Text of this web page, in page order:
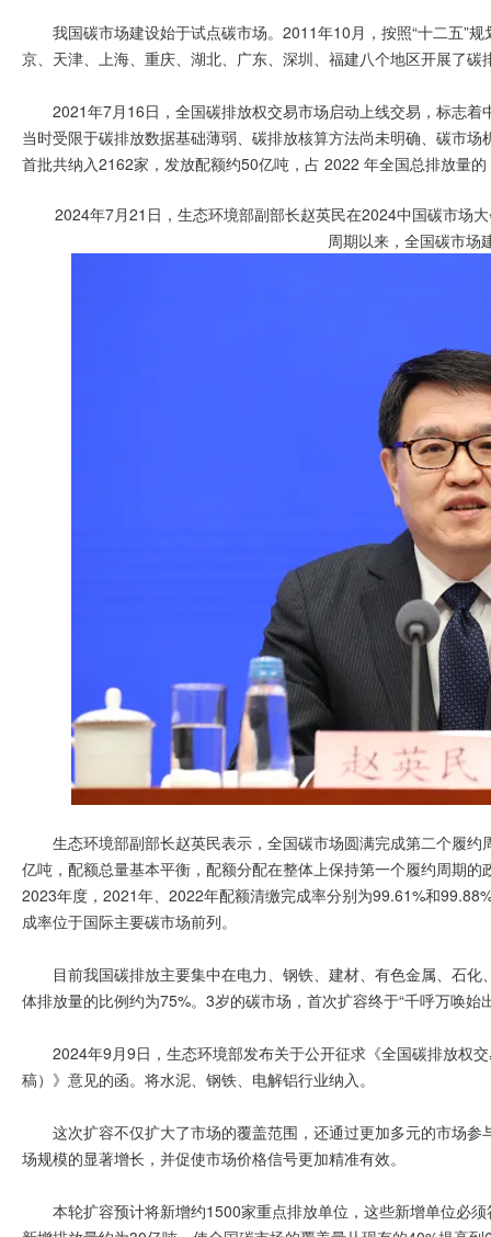
我国碳市场建设始于试点碳市场。2011年10月，按照“十二五”
京、天津、上海、重庆、湖北、广东、深圳、福建八个地区开展了碳
2021年7月16日，全国碳排放权交易市场启动上线交易，标志
当时受限于碳排放数据基础薄弱、碳排放核算方法尚未明确、碳市
首批共纳入2162家，发放配额约50亿吨，占 2022 年全国总排放量
2024年7月21日，生态环境部副部长赵英民在2024中国碳市场
周期以来，全国碳市场
生态环境部副部长赵英民表示，全国碳市场圆满完成第二个履
亿吨，配额总量基本平衡，配额分配在整体上保持第一个履约周期
2023年度，2021年、2022年配额清缴完成率分别为99.61%和
成率位于国际主要碳市场前列。
目前我国碳排放主要集中在电力、钢铁、建材、有色金属、石
体排放量的比例约为75%。3岁的碳市场，首次扩容终于“千呼万唤始
2024年9月9日，生态环境部发布关于公开征求《全国碳排放权
稿）》意见的函。将水泥、钢铁、电解铝行业纳入。
这次扩容不仅扩大了市场的覆盖范围，还通过更加多元的市场
场规模的显著增长，并促使市场价格信号更加精准有效。
本轮扩容预计将新增约1500家重点排放单位，这些新增单位必